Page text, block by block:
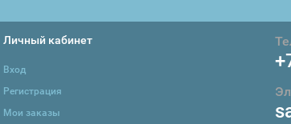
Личный кабинет
Вход
Регистрация
Мои заказы